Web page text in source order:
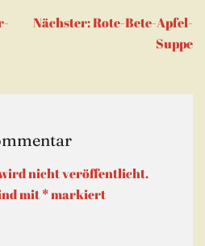
Nächster:Rote-Bete-Apfel-
Suppe
nicht veröffentlicht.
mit*markiert